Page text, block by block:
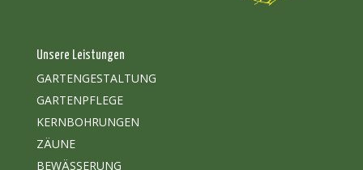
Unsere Leistungen
GARTENGESTALTUNG
GARTENPFLEGE
KERNBOHRUNGEN
ZÄUNE
BEWÄSSERUNG